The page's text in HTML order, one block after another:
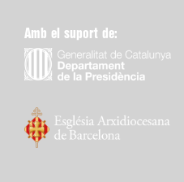
Amb el suport de: